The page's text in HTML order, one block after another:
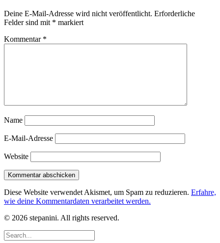
Deine E-Mail-Adresse wird nicht veröffentlicht. Erforderliche
Felder sind mit * markiert
Kommentar *
Name
E-Mail-Adresse
Website
Diese Website verwendet Akismet, um Spam zu reduzieren. Erfahre,
wie deine Kommentardaten verarbeitet werden.
© 2026 stepanini. All rights reserved.